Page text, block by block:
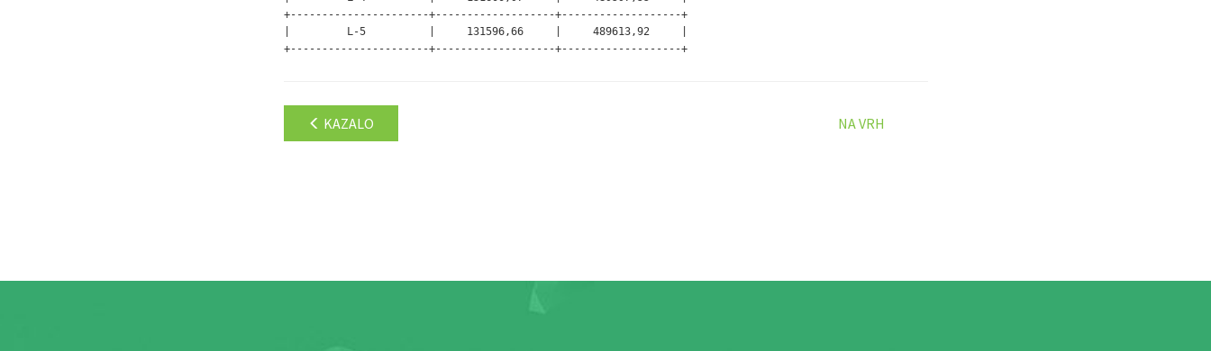
+----------------------+-------------------+-------------------+
|         L-5          |     131596,66     |     489613,92     |
+----------------------+-------------------+-------------------+
KAZALO NA VRH